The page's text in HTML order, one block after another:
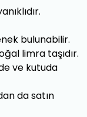
bulunabilir.
limra taşıdır.
ve kutuda
da satın